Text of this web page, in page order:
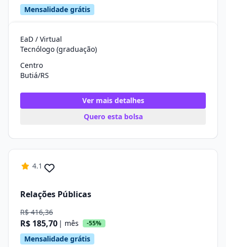
Mensalidade grátis
EaD / Virtual
Tecnólogo (graduação)
Centro
Butiá/RS
Ver mais detalhes
Quero esta bolsa
4.1
Relações Públicas
R$ 416,36
R$ 185,70 | mês -55%
Mensalidade grátis